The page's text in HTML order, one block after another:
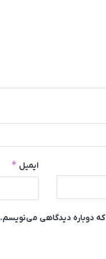
ایمیل *
که دوباره دیدگاهی می‌نویسم.